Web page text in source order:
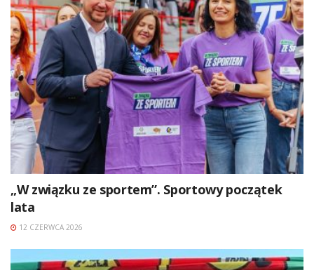
„W związku ze sportem”. Sportowy początek
lata
12 CZERWCA 2026